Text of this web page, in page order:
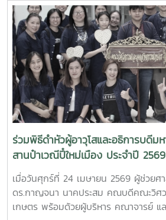
ศาสตราจารย์สาขาวิชาวิศวกรรมเครื่อง
ด้านการพัฒนานักวิจัยรุ่นใหม่ จาก Mie
ญี่ปุ่น ในโอกาสเดินทางมาเยี่ยมชมคณะฯ
ร่วมมือทางวิชาการ ณ คณะวิศวกรรมแล
มหาวิทยาลัยแม่โจ้ในการนี้ ได้มีการนำเส
มหาวิทยาลัยและคณะฯ พร้อมแลกเปลี่ยนแ
ร่วมมือด้านวิชาการ การวิจัย และการแล
ปริญญาตรีและบัณฑิตศึกษา ระหว่างสอง
Ken’ichi Yano ได้นำเสนอผลงานวิจัยใ
Welfare, and Care-support
Engineering, Welfare Robots and
Systems” ซึ่งเกี่ยวข้องกับเทคโนโลยีหุ่น
ดูแลผู้สูงอายุ และระบบสนับสนุนงานด้านส
พยาบาล รวมถึงการออกแบบและพัฒนา
เฉพาะ เช่น การเกษตร การช่วยเหลือผู้ป
ร่วมพิธีดำหัวผู้อาวุโสและอธิการบดีม
สานป๋าเวณีปี๋ใหม่เมือง ประจำปี 2569
เมื่อวันศุกร์ที่ 24 เมษายน 2569 ผู้ช่วยศ
ดร.กาญจนา นาคประสม คณบดีคณะวิศว
เกษตร พร้อมด้วยผู้บริหาร คณาจารย์ แ